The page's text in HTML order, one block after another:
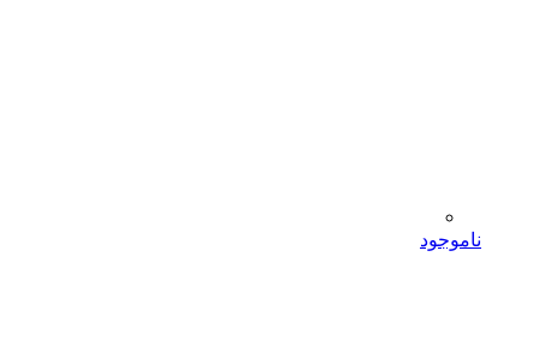
ناموجود